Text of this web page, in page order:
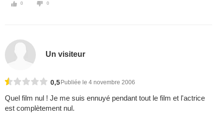
0 0
Un visiteur
0,5 Publiée le 4 novembre 2006
Quel film nul ! Je me suis ennuyé pendant tout le film et l'actrice
est complètement nul.